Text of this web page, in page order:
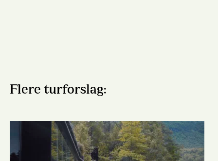
Flere turforslag: